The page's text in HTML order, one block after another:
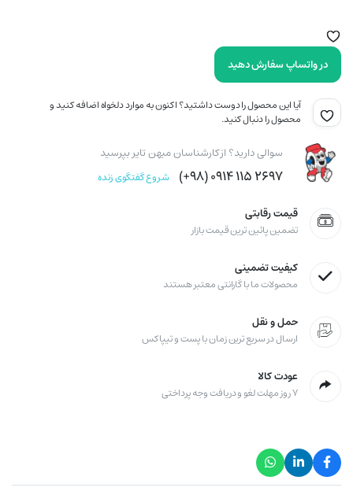
در واتساپ سفارش دهید
آیا این محصول را دوست داشتید؟ اکنون به موارد دلخواه اضافه کنید و
محصول را دنبال کنید.
سوالی دارید؟ از کارشناسان میهن تایر بپرسید
۲۶۹۷ ۱۱۵ ۰۹۱۴ (۹۸+) شروع گفتگوی زنده
قیمت رقابتی
تضمین پائین ترین قیمت بازار
کیفیت تضمینی
محصولات ما با گارانتی معتبر هستند
حمل و نقل
ارسال در سریع ترین زمان با پست و تیپاکس
عودت کالا
۷ روز مهلت لغو و دریافت وجه پرداختی